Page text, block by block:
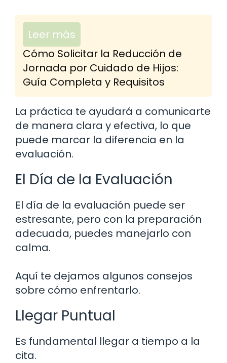
Leer más
Cómo Solicitar la Reducción de
Jornada por Cuidado de Hijos:
Guía Completa y Requisitos
La práctica te ayudará a comunicarte
de manera clara y efectiva, lo que
puede marcar la diferencia en la
evaluación.
El Día de la Evaluación
El día de la evaluación puede ser
estresante, pero con la preparación
adecuada, puedes manejarlo con
calma.
Aquí te dejamos algunos consejos
sobre cómo enfrentarlo.
Llegar Puntual
Es fundamental llegar a tiempo a la
cita.